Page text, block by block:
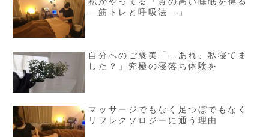
—筋トレと呼吸法—」
自分へのご褒美「…あれ、私寝てま
した？」究極の寝落ち体験を
マッサージでもなく足つぼでもなく
リフレクソロジーに通う理由